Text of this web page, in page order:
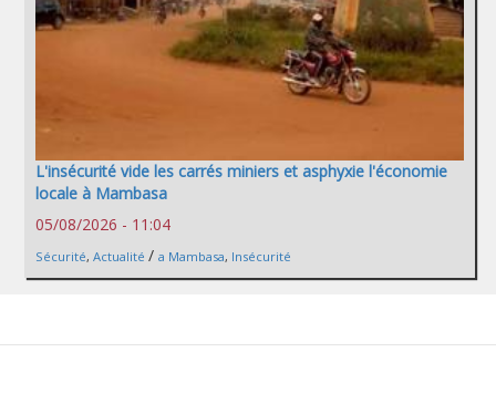
L'insécurité vide les carrés miniers et asphyxie l'économie
locale à Mambasa
05/08/2026 - 11:04
Sécurité, Actualité / a Mambasa, Insécurité